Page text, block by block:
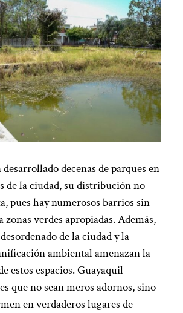
decenas de parques en
de la ciudad, su distribución no
pues hay numerosos barrios sin
zonas verdes apropiadas. Además,
de la ciudad y la
ambiental amenazan la
estos espacios. Guayaquil
que no sean meros adornos, sino
en verdaderos lugares de